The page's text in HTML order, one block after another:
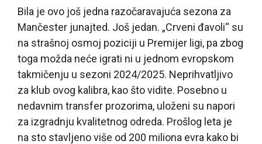
Bila je ovo još jedna razočaravajuća sezona za
Mančester junajted. Još jedan. „Crveni đavoli“ su
na strašnoj osmoj poziciji u Premijer ligi, pa zbog
toga možda neće igrati ni u jednom evropskom
takmičenju u sezoni 2024/2025. Neprihvatljivo
za klub ovog kalibra, kao što vidite. Posebno u
nedavnim transfer prozorima, uloženi su napori
za izgradnju kvalitetnog odreda. Prošlog leta je
na sto stavljeno više od 200 miliona evra kako bi